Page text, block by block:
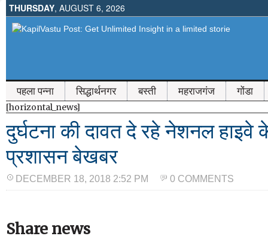
THURSDAY, AUGUST 6, 2026
पहला पन्ना सिद्धार्थनगर बस्ती महराजगंज गोंडा
[horizontal_news]
दुर्घटना की दावत दे रहे नेशनल हाइवे
प्रशासन बेखबर
DECEMBER 18, 2018 2:52 PM 0 COMMENTS
Share news